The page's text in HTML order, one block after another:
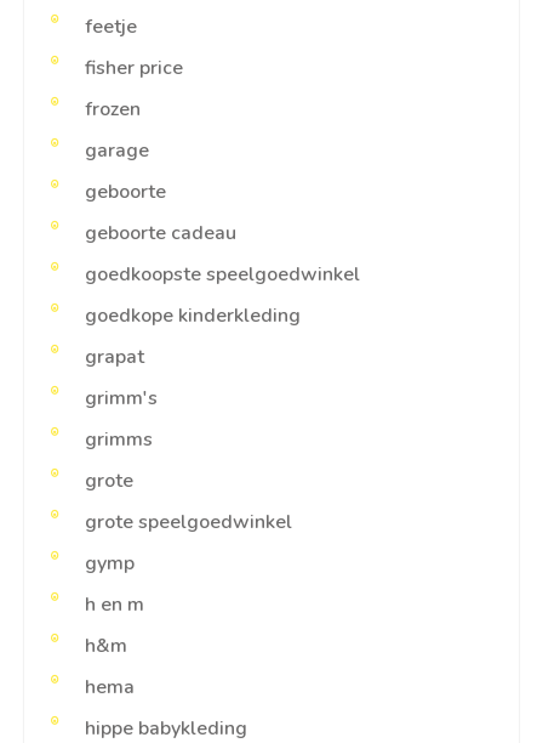
feetje
fisher price
frozen
garage
geboorte
geboorte cadeau
goedkoopste speelgoedwinkel
goedkope kinderkleding
grapat
grimm's
grimms
grote
grote speelgoedwinkel
gymp
h en m
h&m
hema
hippe babykleding